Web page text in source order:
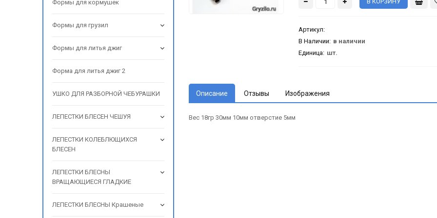
Артикул:
В Наличии: в наличии
Единица: шт.
Описание Отзывы Изображения
Вес 18гр 30мм 10мм отверстие 5мм
Формы для кормушек
Формы для грузил
Формы для литья джиг
Форма для литья джиг 2
УШКО ДЛЯ РАЗБОРНОЙ ЧЕБУРАШКИ
ЛЕПЕСТКИ БЛЕСЕН ЧЕШУЯ
ЛЕПЕСТКИ КОЛЕБЛЮЩИХСЯ
БЛЕСЕН
ЛЕПЕСТКИ БЛЕСНЫ
ВРАЩАЮЩИЕСЯ ГЛАДКИЕ
ЛЕПЕСТКИ БЛЕСНЫ Крашеные